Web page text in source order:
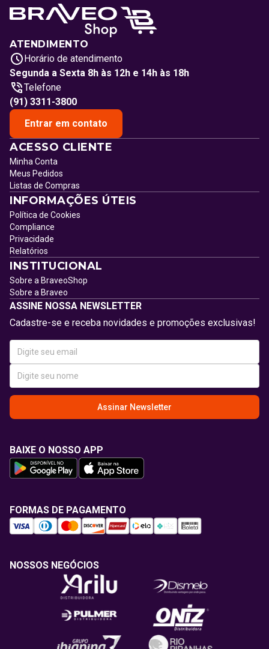
ATENDIMENTO
Horário de atendimento
Segunda a Sexta 8h às 12h e 14h às 18h
Telefone
(91) 3311-3800
Entrar em contato
ACESSO CLIENTE
Minha Conta
Meus Pedidos
Listas de Compras
INFORMAÇÕES ÚTEIS
Política de Cookies
Compliance
Privacidade
Relatórios
INSTITUCIONAL
Sobre a BraveoShop
Sobre a Braveo
ASSINE NOSSA NEWSLETTER
Cadastre-se e receba novidades e promoções exclusivas!
Assinar Newsletter
BAIXE O NOSSO APP
FORMAS DE PAGAMENTO
NOSSOS NEGÓCIOS